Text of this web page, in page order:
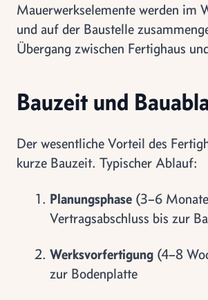
Mauerwerkselemente werden im
und auf der Baustelle
Übergang zwischen Fertighaus
Bauzeit und
Der wesentliche Vorteil des
kurze Bauzeit. Typischer Ablauf:
Planungsphase (3–6
Vertragsabschluss bis zur
Werksvorfertigung (4–8
zur Bodenplatte